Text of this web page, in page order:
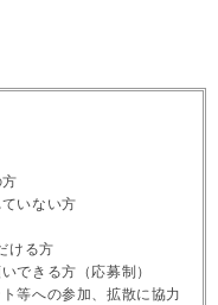
いない方
ける方
できる方（応募制）
等への参加、拡散に協力